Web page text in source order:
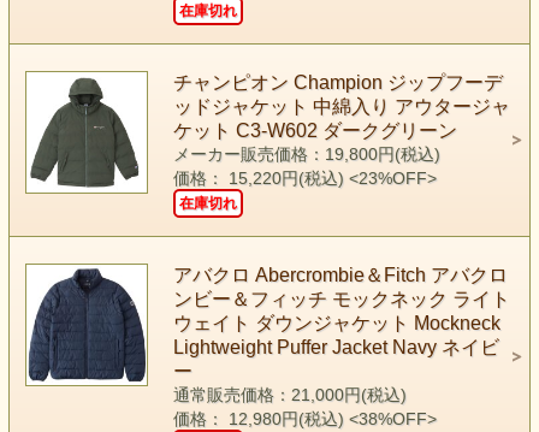
在庫切れ
チャンピオン Champion ジップフーデ
ッドジャケット 中綿入り アウタージャ
ケット C3-W602 ダークグリーン
メーカー販売価格：19,800円(税込)
価格： 15,220円(税込) <23%OFF>
在庫切れ
アバクロ Abercrombie＆Fitch アバクロ
ンビー＆フィッチ モックネック ライト
ウェイト ダウンジャケット Mockneck
Lightweight Puffer Jacket Navy ネイビ
ー
通常販売価格：21,000円(税込)
価格： 12,980円(税込) <38%OFF>